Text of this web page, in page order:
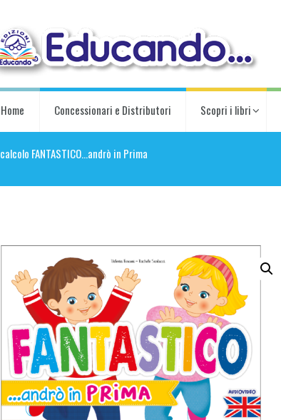
Home Concessionari e Distributori Scopri i libri
FANTASTICO…andrò in Prima